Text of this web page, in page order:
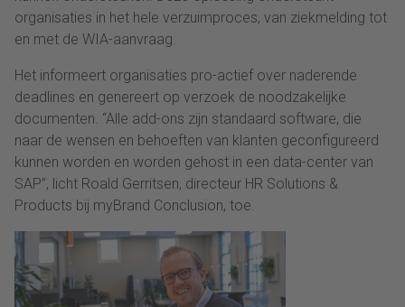
organisaties in het hele verzuimproces, van ziekmelding tot
en met de WIA-aanvraag.
Het informeert organisaties pro-actief over naderende
deadlines en genereert op verzoek de noodzakelijke
documenten. “Alle add-ons zijn standaard software, die
naar de wensen en behoeften van klanten geconfigureerd
kunnen worden en worden gehost in een data-center van
SAP”, licht Roald Gerritsen, directeur HR Solutions &
Products bij myBrand Conclusion, toe.